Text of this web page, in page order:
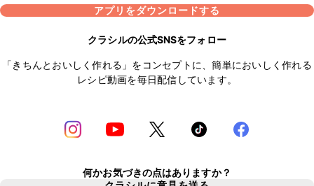
アプリをダウンロードする
クラシルの公式SNSをフォロー
「きちんとおいしく作れる」をコンセプトに、簡単においしく作れる
レシピ動画を毎日配信しています。
何かお気づきの点はありますか？